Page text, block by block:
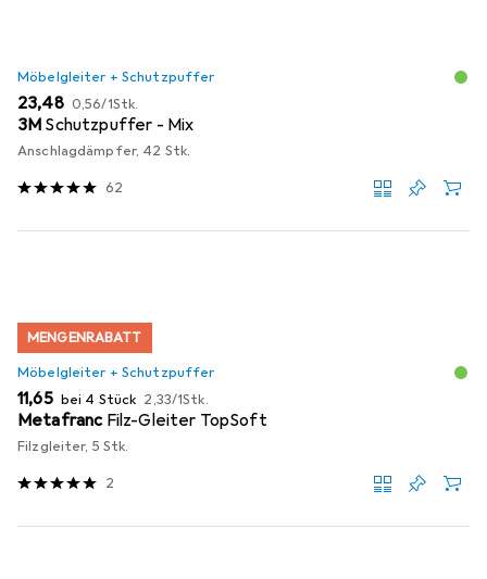
Möbelgleiter + Schutzpuffer
EUR
23,48 EUR
0,56/1Stk.
3M Schutzpuffer - Mix
Anschlagdämpfer, 42 Stk.
62
MENGENRABATT
Möbelgleiter + Schutzpuffer
EUR
11,65 bei 4 Stück EUR
2,33/1Stk.
Metafranc Filz-Gleiter TopSoft
Filzgleiter, 5 Stk.
2